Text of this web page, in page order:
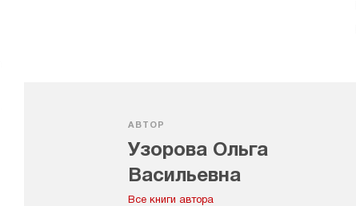
АВТОР
Узорова Ольга
Васильевна
Все книги автора